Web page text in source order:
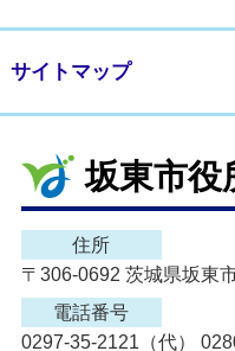
サイトマップ
坂東市役
住所
〒306-0692 茨城県坂東
電話番号
0297-35-2121（代）